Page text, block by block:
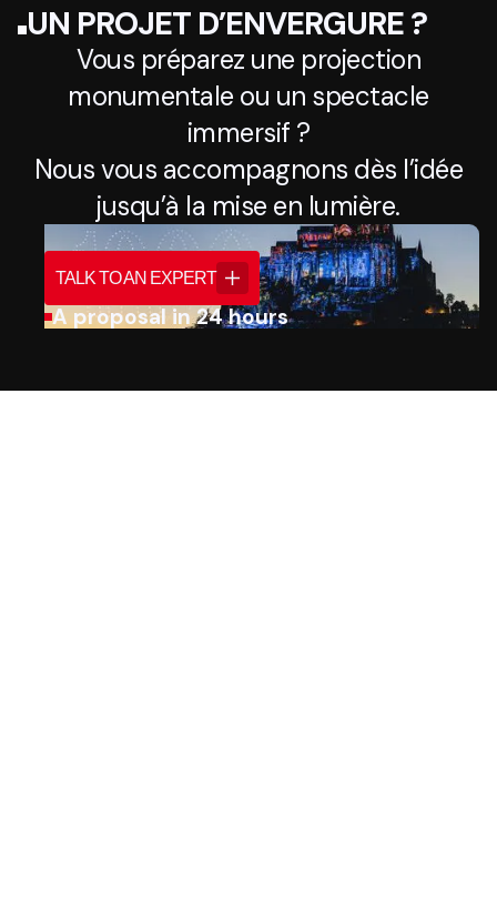
UN PROJET D’ENVERGURE ?
Vous préparez une projection
monumentale ou un spectacle
immersif ?
Nous vous accompagnons dès l’idée
jusqu’à la mise en lumière.
TALK TO AN EXPERT
A proposal in 24 hours